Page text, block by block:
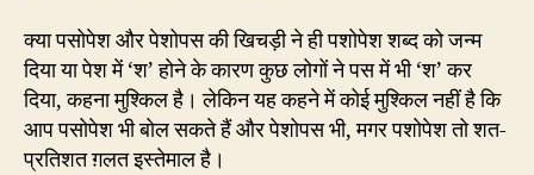
क्या पसोपेश और पेशोपस की खिचड़ी ने ही पशोपेश शब्द को जन्म
दिया या पेश में ‘श’ होने के कारण कुछ लोगों ने पस में भी ‘श’ कर
दिया, कहना मुश्किल है। लेकिन यह कहने में कोई मुश्किल नहीं है कि
आप पसोपेश भी बोल सकते हैं और पेशोपस भी, मगर पशोपेश तो शत-
प्रतिशत ग़लत इस्तेमाल है।